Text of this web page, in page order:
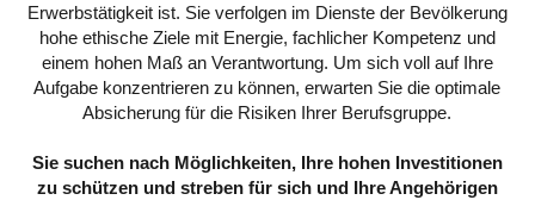
Erwerbstätigkeit ist. Sie verfolgen im Dienste der Bevölkerung
hohe ethische Ziele mit Energie, fachlicher Kompetenz und
einem hohen Maß an Verantwortung. Um sich voll auf Ihre
Aufgabe konzentrieren zu können, erwarten Sie die optimale
Absicherung für die Risiken Ihrer Berufsgruppe.
Sie suchen nach Möglichkeiten, Ihre hohen Investitionen
zu schützen und streben für sich und Ihre Angehörigen